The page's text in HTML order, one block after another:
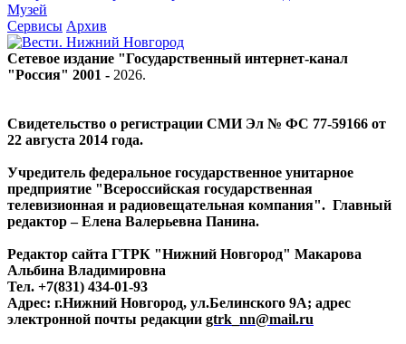
Музей
Сервисы Архив
Сетевое издание "Государственный интернет-канал
"Россия" 2001 - 2026.
Свидетельство о регистрации СМИ Эл № ФС 77-59166 от
22 августа 2014 года.
Учредитель федеральное государственное унитарное
предприятие "Всероссийская государственная
телевизионная и радиовещательная компания". Главный
редактор – Елена Валерьевна Панина.
Редактор сайта ГТРК "Нижний Новгород" Макарова
Альбина Владимировна
Тел. +7(831) 434-01-93
Адрес: г.Нижний Новгород, ул.Белинского 9А; адрес
электронной почты редакции gtrk_nn@mail.ru